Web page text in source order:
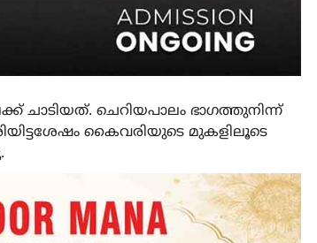
ചാടിയത്. ചെറിയപാലം ഭാഗത്തുനിന്ന്
കൈവരിയുടെ മുകളിലൂടെ